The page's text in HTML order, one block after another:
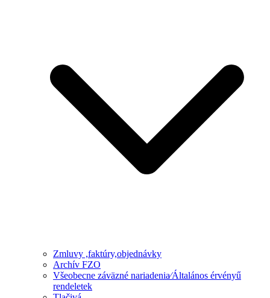
Zmluvy ,faktúry,objednávky
Archív FZO
Všeobecne záväzné nariadenia⁄Általános érvényű
rendeletek